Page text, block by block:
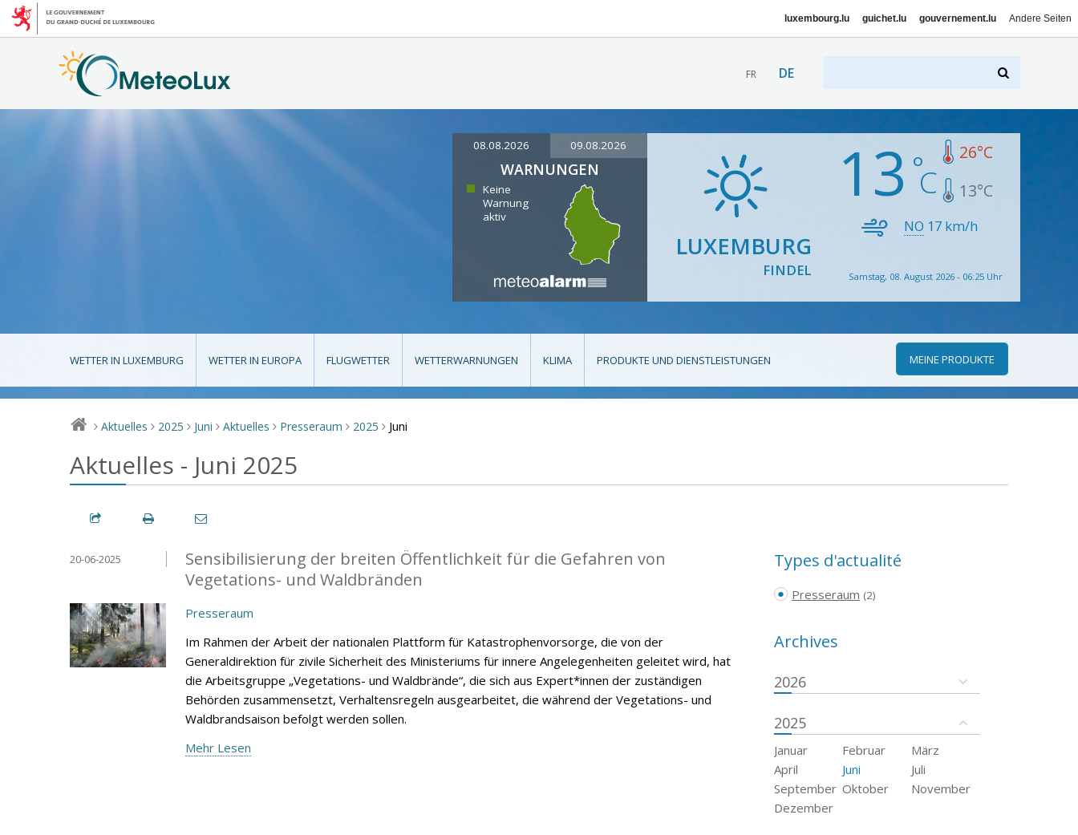
luxembourg.lu guichet.lu gouvernement.lu Andere Seiten
FR DE
08.08.2026 09.08.2026
WARNUNGEN
Keine
Warnung
aktiv
LUXEMBURG
FINDEL
13 26°C
13°C
NO 17 km/h
Samstag, 08. August 2026 - 06:25 Uhr
WETTER IN LUXEMBURG WETTER IN EUROPA FLUGWETTER WETTERWARNUNGEN KLIMA PRODUKTE UND DIENSTLEISTUNGEN MEINE PRODUKTE
> Aktuelles > 2025 > Juni > Aktuelles > Presseraum > 2025 > Juni
Aktuelles - Juni 2025
Sensibilisierung der breiten Öffentlichkeit für die Gefahren von
Vegetations- und Waldbränden
20-06-2025
Presseraum
Im Rahmen der Arbeit der nationalen Plattform für Katastrophenvorsorge, die von der
Generaldirektion für zivile Sicherheit des Ministeriums für innere Angelegenheiten geleitet wird, hat
die Arbeitsgruppe „Vegetations- und Waldbrände“, die sich aus Expert*innen der zuständigen
Behörden zusammensetzt, Verhaltensregeln ausgearbeitet, die während der Vegetations- und
Waldbrandsaison befolgt werden sollen.
Mehr Lesen
Types d'actualité
Presseraum (2)
Archives
2026
2025
Januar Februar
März
April
Juni
Juli
September Oktober
November
Dezember